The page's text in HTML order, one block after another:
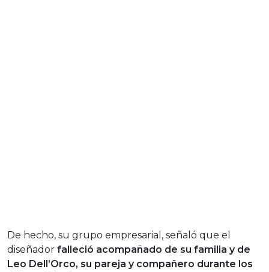
De hecho, su grupo empresarial, señaló que el
diseñador falleció acompañado de su familia y de
Leo Dell’Orco, su pareja y compañero durante los